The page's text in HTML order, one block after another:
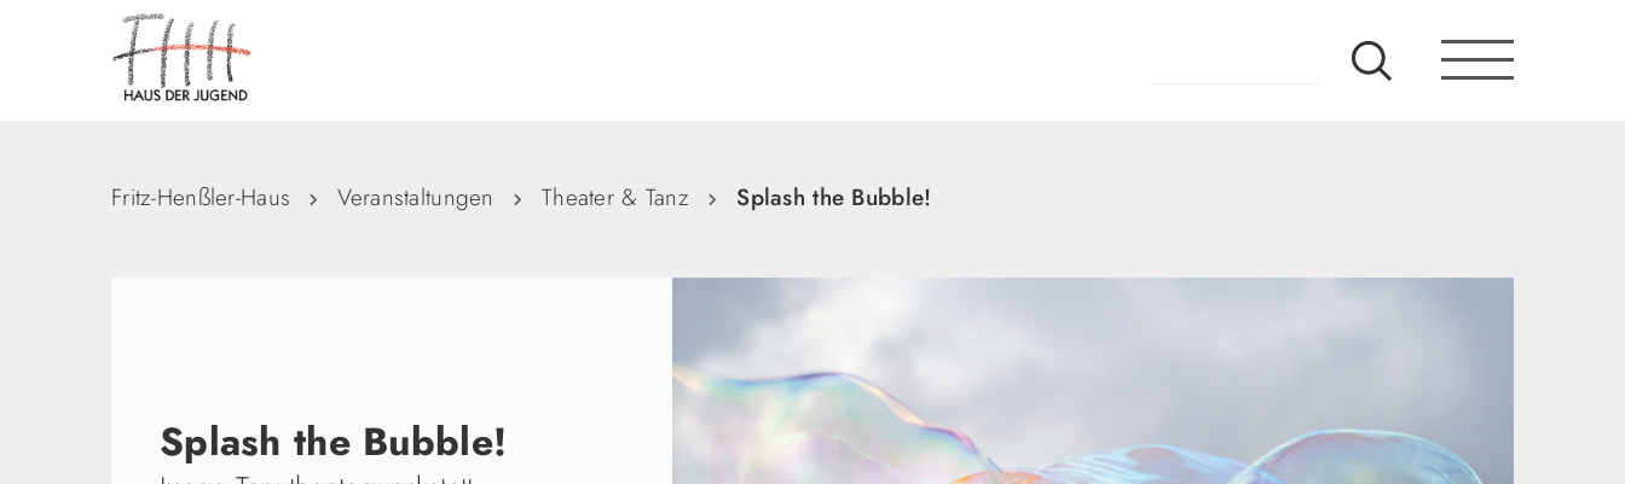
Fritz-Henßler-Haus Veranstaltungen Theater & Tanz Splash the Bubble!
Splash the Bubble!